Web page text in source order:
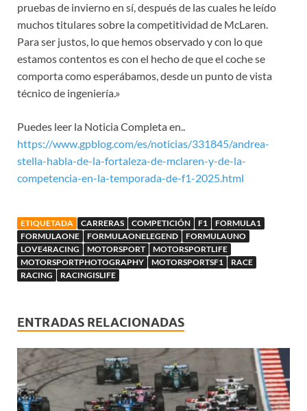
pruebas de invierno en sí, después de las cuales he leído
muchos titulares sobre la competitividad de McLaren.
Para ser justos, lo que hemos observado y con lo que
estamos contentos es con el hecho de que el coche se
comporta como esperábamos, desde un punto de vista
técnico de ingeniería.»
Puedes leer la Noticia Completa en..
https://www.gpblog.com/es/noticias/331845/andrea-
stella-habla-de-la-fortaleza-de-mclaren-y-de-la-
competencia-en-la-temporada-de-f1-2025.html
ETIQUETADA CARRERAS COMPETICIÓN F1
FORMULA1
FORMULAONE
FORMULAONELEGEND
FORMULAUNO
LOVE4RACING
MOTORSPORT
MOTORSPORTLIFE
MOTORSPORTPHOTOGRAPHY
MOTORSPORTSF1
RACE
RACING
RACINGISLIFE
ENTRADAS RELACIONADAS